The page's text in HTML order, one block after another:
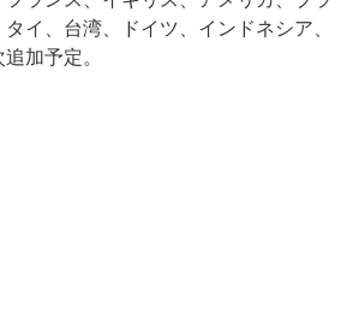
イ、台湾、ドイツ、インドネシア、
加予定。